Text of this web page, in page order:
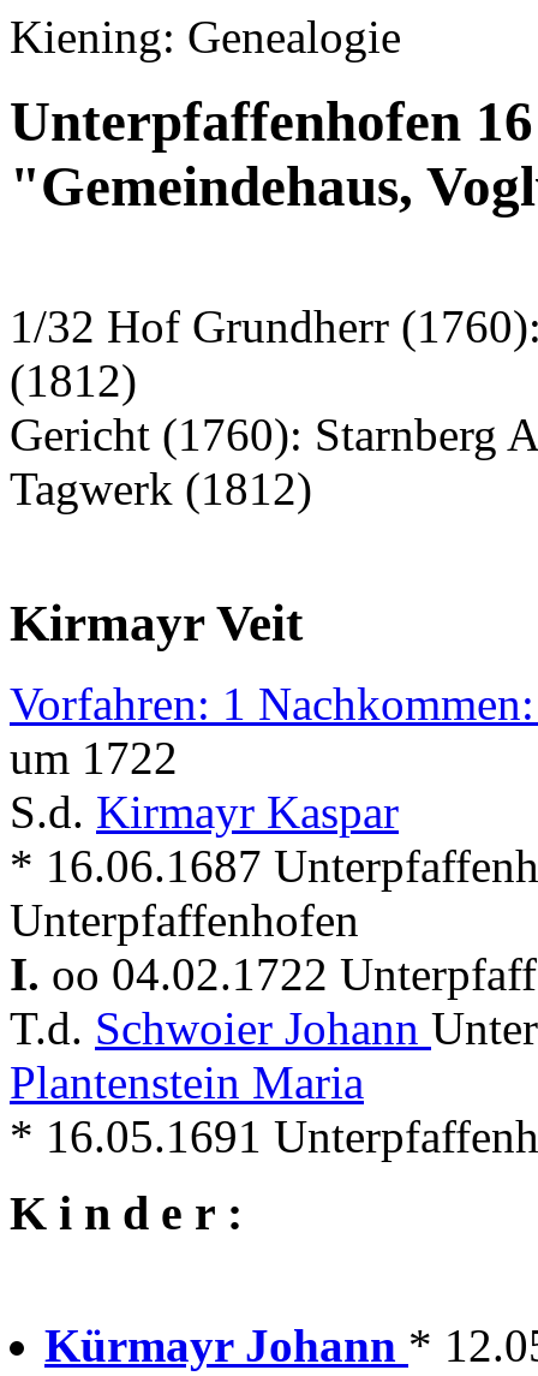
Kiening: Genealogie
Unterpfaffenhofen
"Gemeindehaus,
1/32 Hof Grundherr
(1812)
Gericht (1760): Starnberg
Tagwerk (1812)
Kirmayr Veit
Vorfahren: 1
um 1722
S.d. Kirmayr Kaspar
* 16.06.1687
Unterpfaffenhofen
I. oo 04.02.1722
T.d. Schwoier Johann
Plantenstein Maria
* 16.05.1691
K i n d e r :
Kürmayr Johann *